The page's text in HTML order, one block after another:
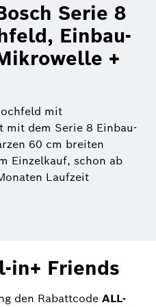
Serie 8
Einbau-
+
mit
mit dem Serie 8 Einbau-
60 cm breiten
Einzelkauf, schon ab
Laufzeit
in+ Friends
den Rabattcode ALL-